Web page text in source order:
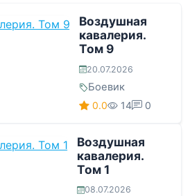
Воздушная
кавалерия.
Том 9
20.07.2026
Боевик
0.0 14 0
Воздушная
кавалерия.
Том 1
08.07.2026